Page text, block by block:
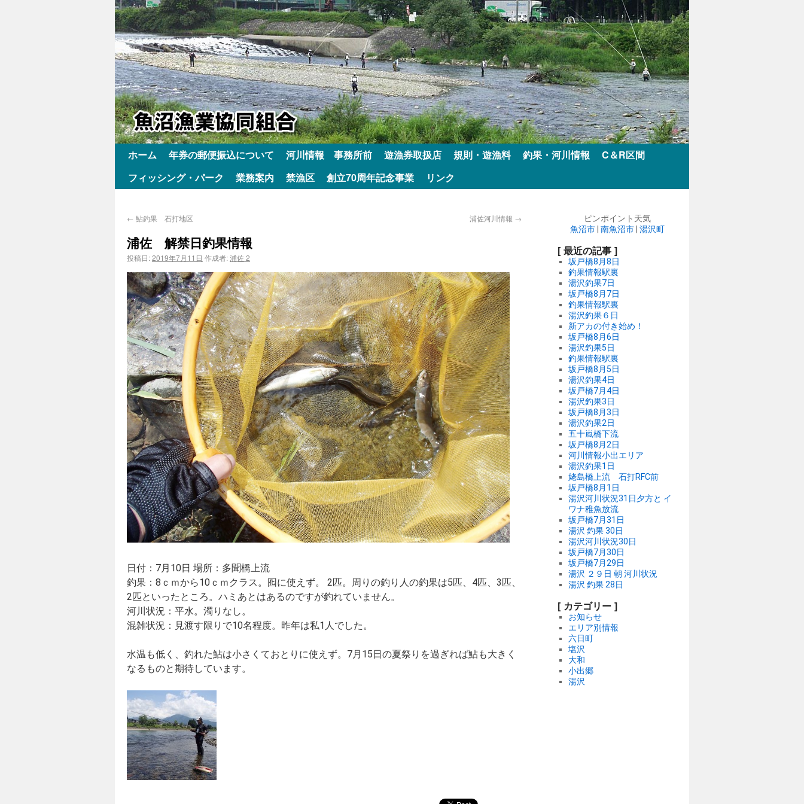
ホーム 年券の郵便振込について 河川情報 事務所前 遊漁券取扱店 規則・遊漁料 釣果・河川情報
C＆R区間
フィッシング・パーク
業務案内 禁漁区 創立70周年記念事業 リンク
← 鮎釣果 石打地区 浦佐河川情報 →
浦佐 解禁日釣果情報
投稿日:2019年7月11日 作成者:浦佐 2
日付：7月10日 場所：多聞橋上流
釣果：8ｃｍから10ｃｍクラス。囮に使えず。 2匹。周りの釣り人の釣果は5匹、4匹、3匹、
2匹といったところ。ハミあとはあるのですが釣れていません。
河川状況：平水。濁りなし。
混雑状況：見渡す限りで10名程度。昨年は私1人でした。
水温も低く、釣れた鮎は小さくておとりに使えず。7月15日の夏祭りを過ぎれば鮎も大きく
なるものと期待しています。
ピンポイント天気
魚沼市 南魚沼市 湯沢町
[ 最近の記事 ]
坂戸橋8月8日
釣果情報駅裏
湯沢釣果7日
坂戸橋8月7日
釣果情報駅裏
湯沢釣果６日
新アカの付き始め！
坂戸橋8月6日
湯沢釣果5日
釣果情報駅裏
坂戸橋8月5日
湯沢釣果4日
坂戸橋7月4日
湯沢釣果3日
坂戸橋8月3日
湯沢釣果2日
五十嵐橋下流
坂戸橋8月2日
河川情報小出エリア
湯沢釣果1日
姥島橋上流 石打RFC前
坂戸橋8月1日
湯沢河川状況31日夕方と イ
ワナ稚魚放流
坂戸橋7月31日
湯沢 釣果 30日
湯沢河川状況30日
坂戸橋7月30日
坂戸橋7月29日
湯沢 ２９日 朝 河川状況
湯沢 釣果 28日
[ カテゴリー ]
お知らせ
エリア別情報
六日町
塩沢
大和
小出郷
湯沢